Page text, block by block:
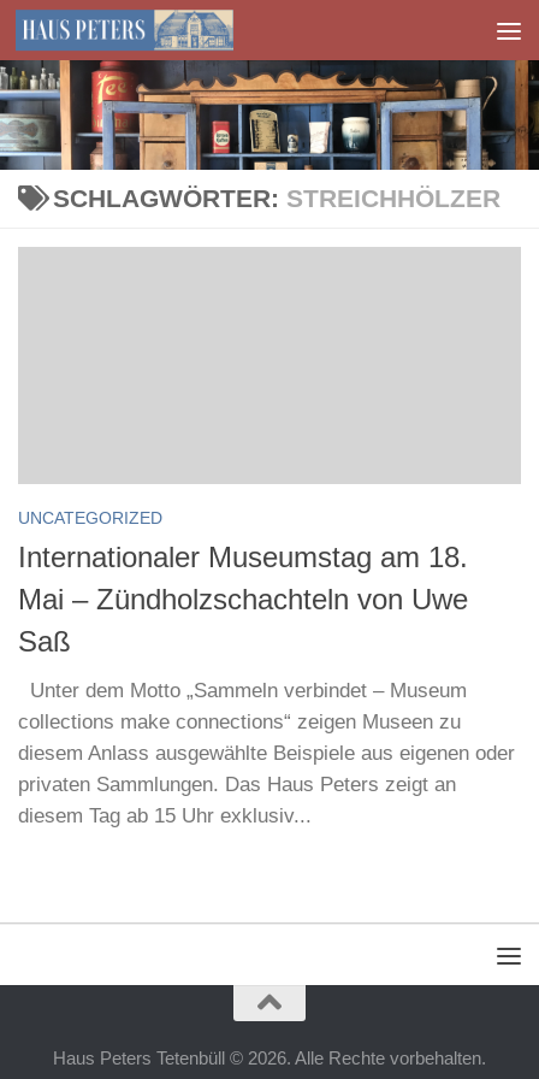
Zum Inhalt springen
SCHLAGWÖRTER: STREICHHÖLZER
UNCATEGORIZED
Internationaler Museumstag am 18.
Mai – Zündholzschachteln von Uwe
Saß
Unter dem Motto „Sammeln verbindet – Museum
collections make connections“ zeigen Museen zu
diesem Anlass ausgewählte Beispiele aus eigenen oder
privaten Sammlungen. Das Haus Peters zeigt an
diesem Tag ab 15 Uhr exklusiv...
Haus Peters Tetenbüll © 2026. Alle Rechte vorbehalten.